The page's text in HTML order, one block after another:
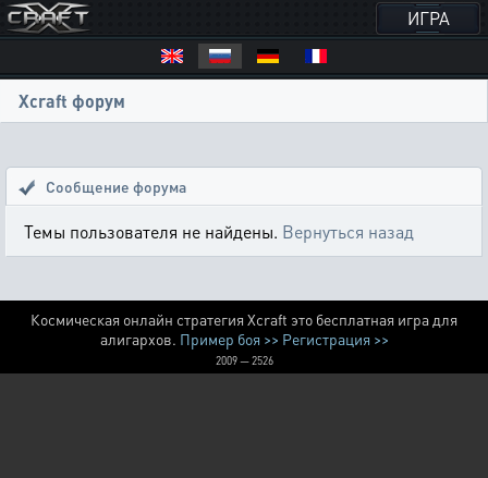
ИГРА
Xcraft форум
Сообщение форума
Темы пользователя не найдены. Вернуться назад
Космическая онлайн стратегия Xcraft это бесплатная игра для
алигархов. Пример боя >> Регистрация >>
2009 — 2526